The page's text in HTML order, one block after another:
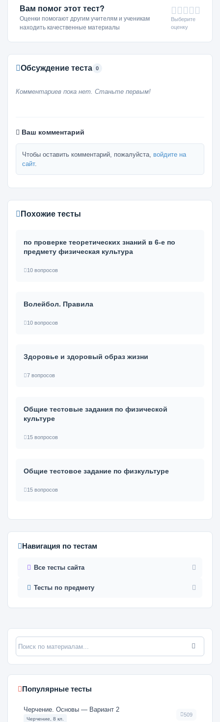
Вам помог этот тест?
Оценки помогают другим учителям и ученикам
находить качественные материалы
Выберите
оценку
Обсуждение теста 0
Комментариев пока нет. Станьте первым!
Ваш комментарий
Чтобы оставить комментарий, пожалуйста, войдите на
сайт.
Похожие тесты
по проверке теоретических знаний в 6-е по
предмету физическая культура
10 вопросов
Волейбол. Правила
10 вопросов
Здоровье и здоровый образ жизни
7 вопросов
Общие тестовые задания по физической
культуре
15 вопросов
Общие тестовое задание по физкультуре
15 вопросов
Навигация по тестам
Все тесты сайта
Тесты по предмету
Популярные тесты
Черчение. Основы — Вариант 2
Черчение, 8 кл.
509